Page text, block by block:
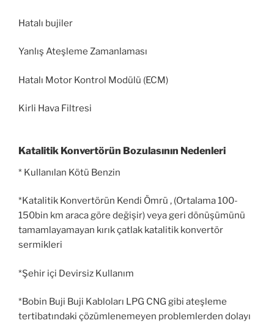
Hatalı bujiler
Yanlış Ateşleme Zamanlaması
Hatalı Motor Kontrol Modülü (ECM)
Kirli Hava Filtresi
Katalitik Konvertörün Bozulasının Nedenleri
* Kullanılan Kötü Benzin
*Katalitik Konvertörün Kendi Ömrü , (Ortalama 100-
150bin km araca göre değişir) veya geri dönüşümünü
tamamlayamayan kırık çatlak katalitik konvertör
sermikleri
*Şehir içi Devirsiz Kullanım
*Bobin Buji Buji Kabloları LPG CNG gibi ateşleme
tertibatındaki çözümlenemeyen problemlerden dolayı